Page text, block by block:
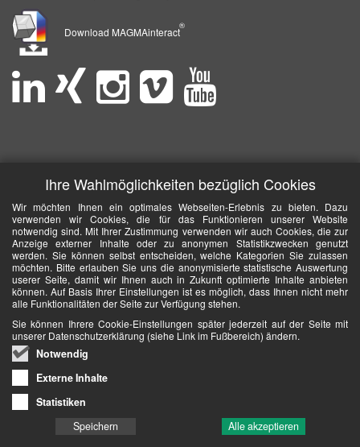
Download MAGMAinteract
®
Ihre Wahlmöglichkeiten bezüglich Cookies
Wir möchten Ihnen ein optimales Webseiten-Erlebnis zu bieten. Dazu
verwenden wir Cookies, die für das Funktionieren unserer Website
notwendig sind. Mit Ihrer Zustimmung verwenden wir auch Cookies, die zur
Anzeige externer Inhalte oder zu anonymen Statistikzwecken genutzt
werden. Sie können selbst entscheiden, welche Kategorien Sie zulassen
möchten. Bitte erlauben Sie uns die anonymisierte statistische Auswertung
userer Seite, damit wir Ihnen auch in Zukunft optimierte Inhalte anbieten
können. Auf Basis Ihrer Einstellungen ist es möglich, dass Ihnen nicht mehr
alle Funktionalitäten der Seite zur Verfügung stehen.
Sie können Ihrere Cookie-Einstellungen später jederzeit auf der Seite mit
unserer Datenschutzerklärung (siehe Link im Fußbereich) ändern.
Notwendig
Externe Inhalte
Statistiken
Speichern
Alle akzeptieren